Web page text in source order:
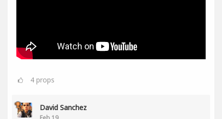
4 props
David Sanchez